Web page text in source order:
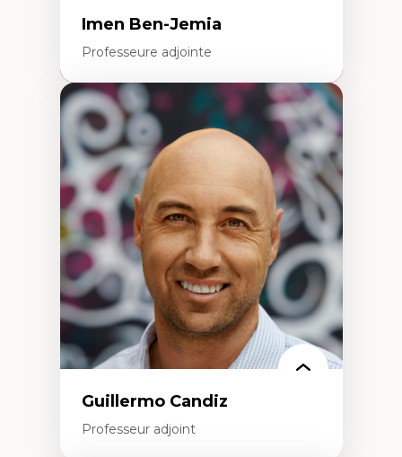
Imen Ben-Jemia
Professeure adjointe
Expertises
Discours sur la ville et représentations
Mosquées, formes et usages au Canada
Reconnaissance et représentations des
communautés immigrantes dans l'espace
urbain
Design architectural et urbain
Patrimoine et patrimonialisation
Études postcoloniales et décolonisation des
savoirs
Guillermo Candiz
Professeur adjoint